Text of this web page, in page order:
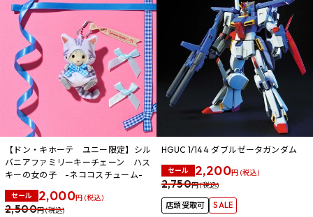
【ドン・キホーテ ユニー限定】シル
バニアファミリーキーチェーン ハス
キーの女の子 -ネココスチューム-
セール 2,000円 (税込)
2,500円 (税込)
HGUC 1/144 ダブルゼータガンダム
セール 2,200円 (税込)
2,750円 (税込)
店頭受取可 SALE